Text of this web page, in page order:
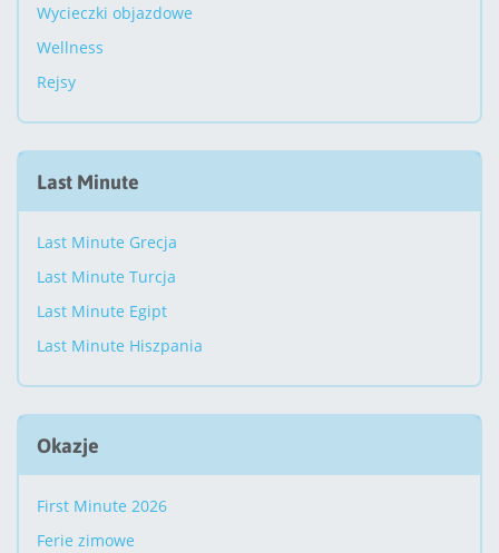
Wycieczki objazdowe
Wellness
Rejsy
Last Minute
Last Minute Grecja
Last Minute Turcja
Last Minute Egipt
Last Minute Hiszpania
Okazje
First Minute 2026
Ferie zimowe